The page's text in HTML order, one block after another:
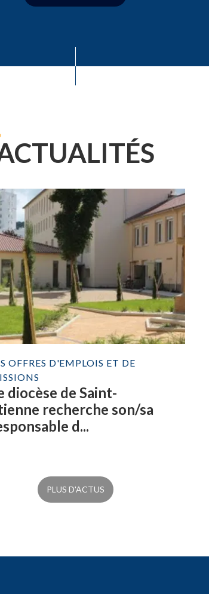
OFFRES D'EMPLOIS ET DE
diocèse de Saint-
recherche son/sa
d...
PLUS D'ACTUS